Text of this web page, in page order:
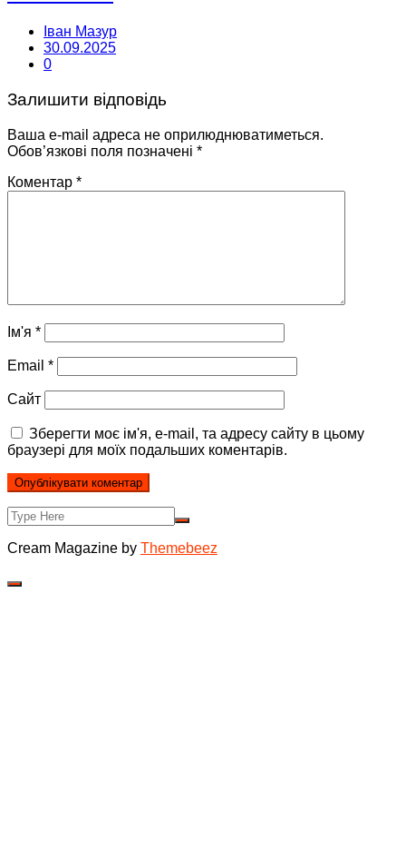
Іван Мазур
30.09.2025
0
Залишити відповідь
Ваша e-mail адреса не оприлюднюватиметься.
Обов’язкові поля позначені *
Коментар *
Ім'я *
Email *
Сайт
Зберегти моє ім'я, e-mail, та адресу сайту в цьому
браузері для моїх подальших коментарів.
Cream Magazine by Themebeez